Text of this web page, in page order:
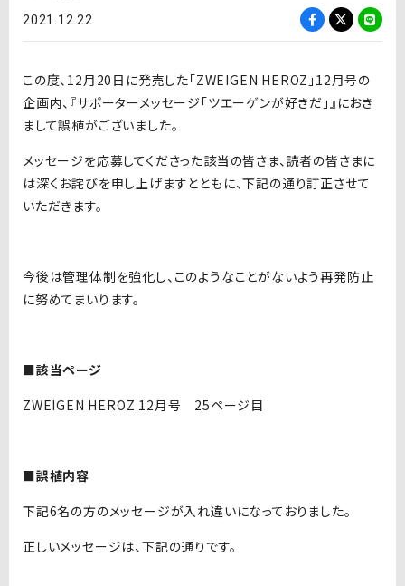
2021.12.22
この度、12月20日に発売した「ZWEIGEN HEROZ」12月号の
企画内、『サポーターメッセージ「ツエーゲンが好きだ」』におき
まして誤植がございました。
メッセージを応募してくださった該当の皆さま、読者の皆さまに
は深くお詫びを申し上げますとともに、下記の通り訂正させて
いただきます。
今後は管理体制を強化し、このようなことがないよう再発防止
に努めてまいります。
■該当ページ
ZWEIGEN HEROZ 12月号 25ページ目
■誤植内容
下記6名の方のメッセージが入れ違いになっておりました。
正しいメッセージは、下記の通りです。